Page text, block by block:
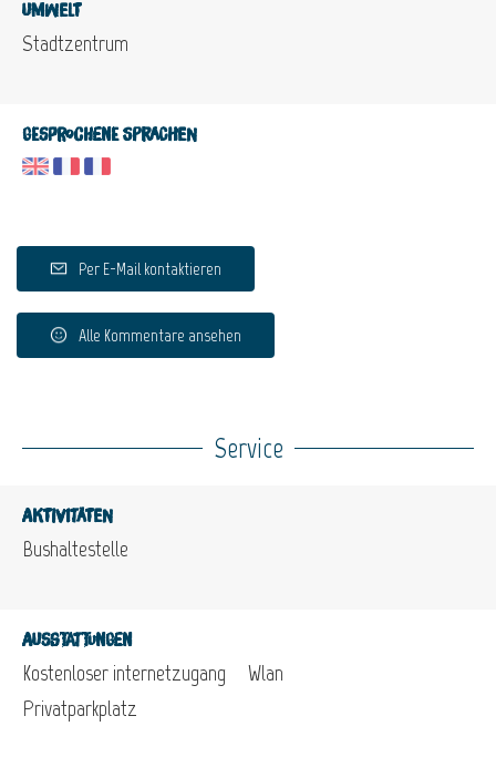
Umwelt
Stadtzentrum
Gesprochene Sprachen
Per E-Mail kontaktieren
Alle Kommentare ansehen
Service
Aktivitäten
Bushaltestelle
Ausstattungen
Kostenloser internetzugang
Privatparkplatz
Wlan